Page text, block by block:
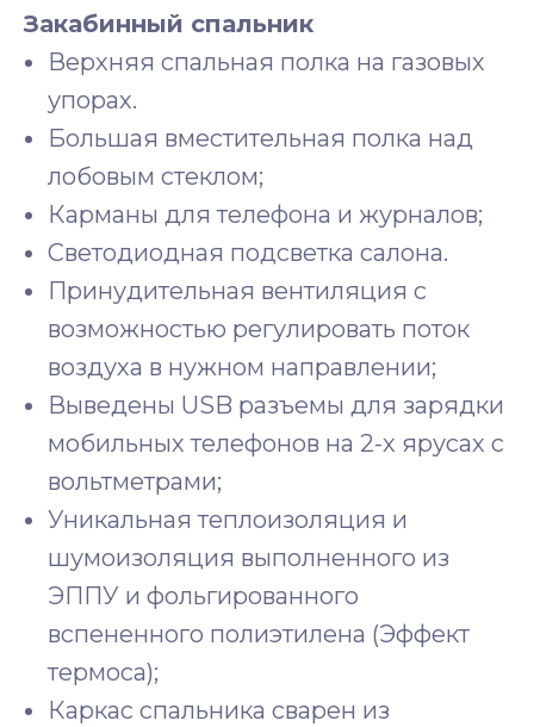
Закабинный спальник
Верхняя спальная полка на газовых
упорах.
Большая вместительная полка над
лобовым стеклом;
Карманы для телефона и журналов;
Светодиодная подсветка салона.
Принудительная вентиляция с
возможностью регулировать поток
воздуха в нужном направлении;
Выведены USB разъемы для зарядки
мобильных телефонов на 2-х ярусах с
вольтметрами;
Уникальная теплоизоляция и
шумоизоляция выполненного из
ЭППУ и фольгированного
вспененного полиэтилена (Эффект
термоса);
Каркас спальника сварен из